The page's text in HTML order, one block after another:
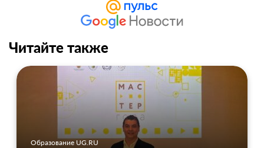
Читайте также
Образование UG.RU